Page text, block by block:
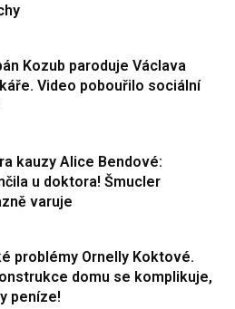
Kozub paroduje Václava
Video pobouřilo sociální
kauzy Alice Bendové:
u doktora! Šmucler
varuje
problémy Ornelly Koktové.
domu se komplikuje,
peníze!